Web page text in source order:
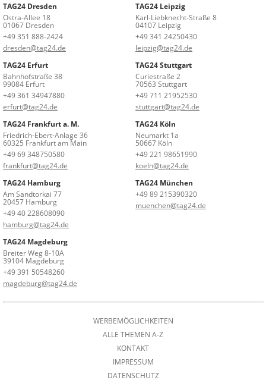
TAG24 Dresden
Ostra-Allee 18
01067 Dresden
+49 351 888-2424
dresden@tag24.de
TAG24 Leipzig
Karl-Liebknecht-Straße 8
04107 Leipzig
+49 341 24250430
leipzig@tag24.de
TAG24 Erfurt
Bahnhofstraße 38
99084 Erfurt
+49 361 34947880
erfurt@tag24.de
TAG24 Stuttgart
Curiestraße 2
70563 Stuttgart
+49 711 21952530
stuttgart@tag24.de
TAG24 Frankfurt a. M.
Friedrich-Ebert-Anlage 36
60325 Frankfurt am Main
+49 69 348750580
frankfurt@tag24.de
TAG24 Köln
Neumarkt 1a
50667 Köln
+49 221 98651990
koeln@tag24.de
TAG24 Hamburg
Am Sandtorkai 77
20457 Hamburg
+49 40 228608090
hamburg@tag24.de
TAG24 München
+49 89 215390320
muenchen@tag24.de
TAG24 Magdeburg
Breiter Weg 8-10A
39104 Magdeburg
+49 391 50548260
magdeburg@tag24.de
WERBEMÖGLICHKEITEN
ALLE THEMEN A-Z
KONTAKT
IMPRESSUM
DATENSCHUTZ